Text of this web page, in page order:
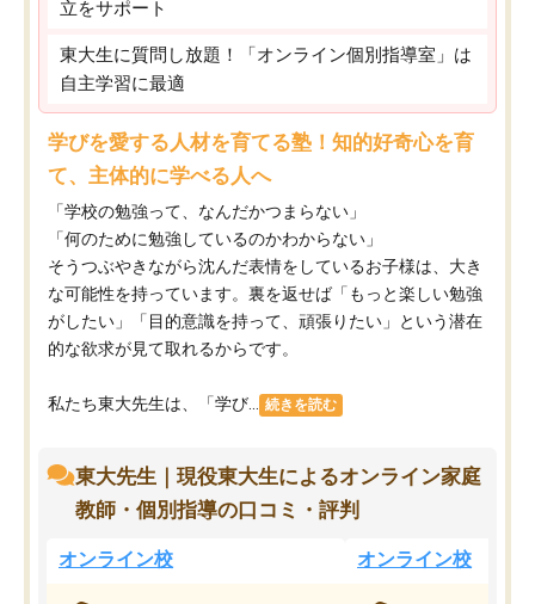
立をサポート
東大生に質問し放題！「オンライン個別指導室」は
自主学習に最適
学びを愛する人材を育てる塾！知的好奇心を育
て、主体的に学べる人へ
「学校の勉強って、なんだかつまらない」
「何のために勉強しているのかわからない」
そうつぶやきながら沈んだ表情をしているお子様は、大き
な可能性を持っています。裏を返せば「もっと楽しい勉強
がしたい」「目的意識を持って、頑張りたい」という潜在
的な欲求が見て取れるからです。
私たち東大先生は、「学び... 続きを読む
東大先生｜現役東大生によるオンライン家庭
教師・個別指導の口コミ・評判
オンライン校 オンライン校